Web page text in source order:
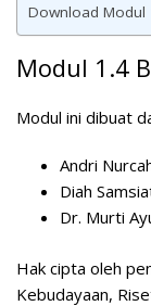
Download Modul
Modul 1.4
Modul ini dibuat
Andri
Diah
Dr. Murti
Hak cipta oleh
Kebudayaan,